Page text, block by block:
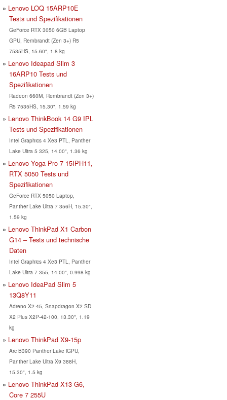
Lenovo LOQ 15ARP10E
Tests und Spezifikationen
GeForce RTX 3050 6GB Laptop
GPU, Rembrandt (Zen 3+) R5
7535HS, 15.60", 1.8 kg
Lenovo Ideapad Slim 3
16ARP10 Tests und
Spezifikationen
Radeon 660M, Rembrandt (Zen 3+)
R5 7535HS, 15.30", 1.59 kg
Lenovo ThinkBook 14 G9 IPL
Tests und Spezifikationen
Intel Graphics 4 Xe3 PTL, Panther
Lake Ultra 5 325, 14.00", 1.36 kg
Lenovo Yoga Pro 7 15IPH11,
RTX 5050 Tests und
Spezifikationen
GeForce RTX 5050 Laptop,
Panther Lake Ultra 7 356H, 15.30",
1.59 kg
Lenovo ThinkPad X1 Carbon
G14 – Tests und technische
Daten
Intel Graphics 4 Xe3 PTL, Panther
Lake Ultra 7 355, 14.00", 0.998 kg
Lenovo IdeaPad Slim 5
13Q8Y11
Adreno X2-45, Snapdragon X2 SD
X2 Plus X2P-42-100, 13.30", 1.19
kg
Lenovo ThinkPad X9-15p
Arc B390 Panther Lake iGPU,
Panther Lake Ultra X9 388H,
15.30", 1.5 kg
Lenovo ThinkPad X13 G6,
Core 7 255U